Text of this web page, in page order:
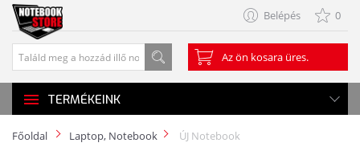
Belépés 0
Az ön kosara üres.
TERMÉKEINK
Főoldal Laptop, Notebook ÚJ Notebook